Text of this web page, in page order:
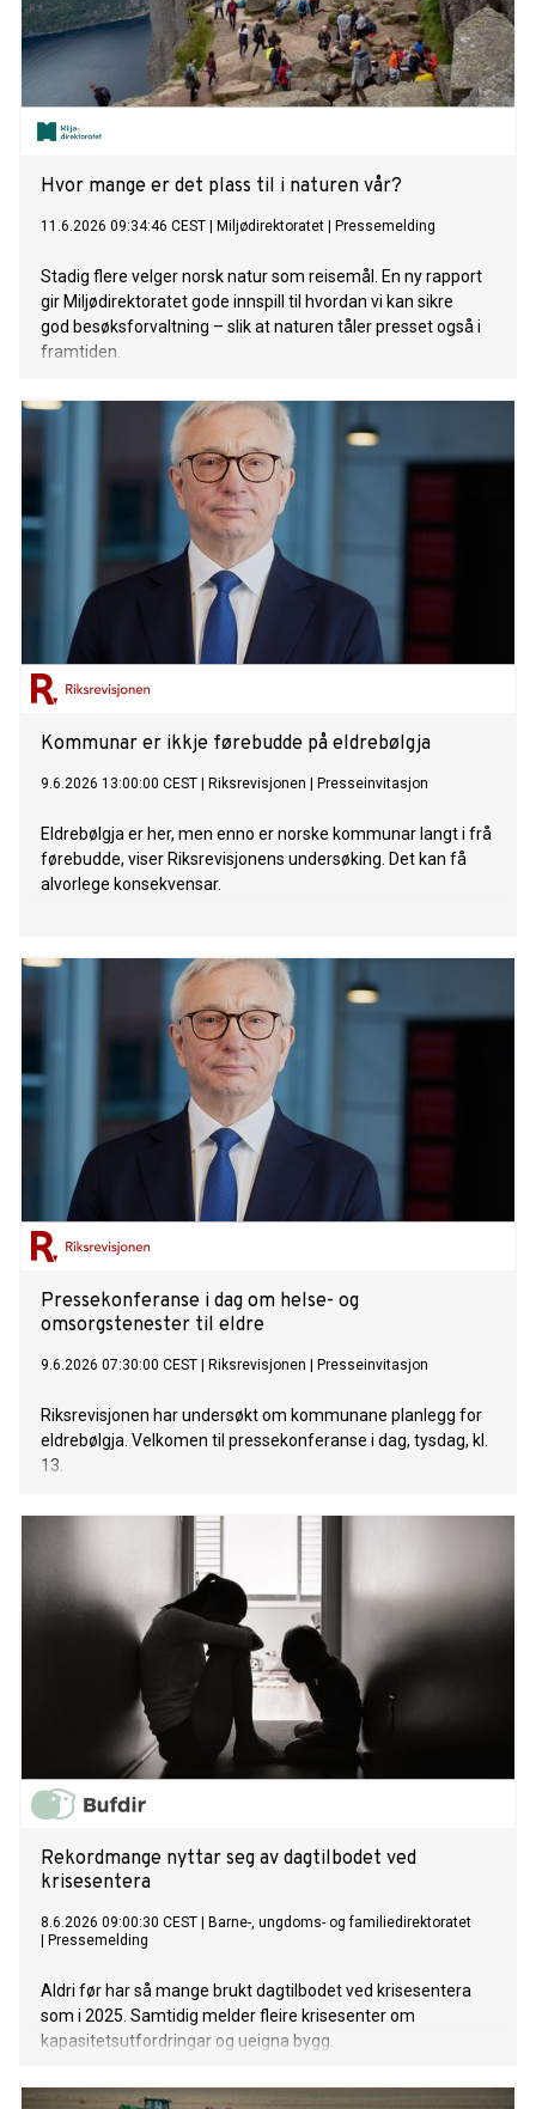
Hvor mange er det plass til i naturen vår?
11.6.2026 09:34:46 CEST Miljødirektoratet Pressemelding
Stadig flere velger norsk natur som reisemål. En ny rapport
gir Miljødirektoratet gode innspill til hvordan vi kan sikre
god besøksforvaltning – slik at naturen tåler presset også i
framtiden.
Kommunar er ikkje førebudde på eldrebølgja
9.6.2026 13:00:00 CEST Riksrevisjonen Presseinvitasjon
Eldrebølgja er her, men enno er norske kommunar langt i frå
førebudde, viser Riksrevisjonens undersøking. Det kan få
alvorlege konsekvensar.
Pressekonferanse i dag om helse- og
omsorgstenester til eldre
9.6.2026 07:30:00 CEST Riksrevisjonen Presseinvitasjon
Riksrevisjonen har undersøkt om kommunane planlegg for
eldrebølgja. Velkomen til pressekonferanse i dag, tysdag, kl.
13.
Rekordmange nyttar seg av dagtilbodet ved
krisesentera
8.6.2026 09:00:30 CEST
Barne-, ungdoms- og familiedirektoratet
Pressemelding
Aldri før har så mange brukt dagtilbodet ved krisesentera
som i 2025. Samtidig melder fleire krisesenter om
kapasitetsutfordringar og ueigna bygg.